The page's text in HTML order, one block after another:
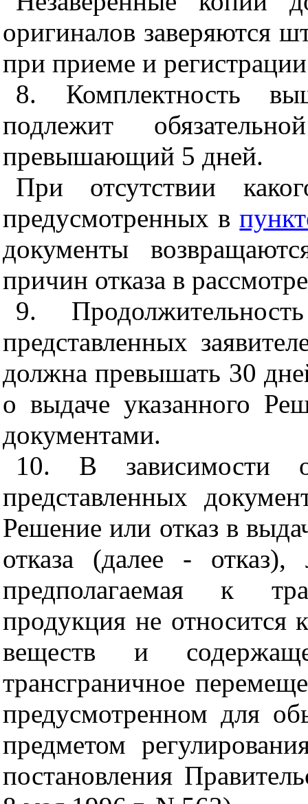
оригиналов заверяются
при приеме и
8. Комплектность
подлежит
превышающий 5 дней.
При отсутствии
предусмотренных в
документы
причин отказа в
9.
представленных
должна превышать 30
о выдаче указанного
документами.
10. В зависимости
представленных
Решение или отказ в
отказа (далее -
предполагаемая к
продукция не относится
веществ и
трансграничное
предусмотренном для
предметом
постановления